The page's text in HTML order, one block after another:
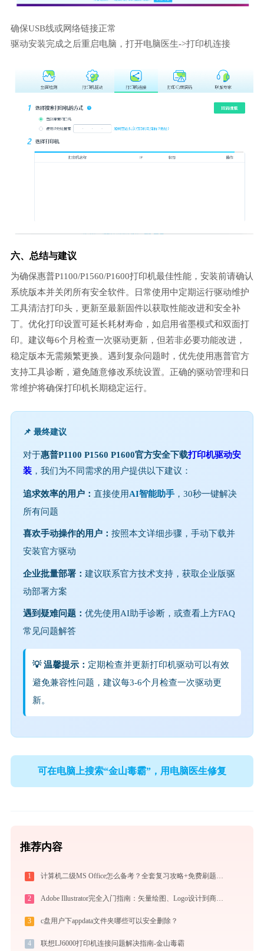
确保USB线或网络链接正常
驱动安装完成之后重启电脑，打开电脑医生->打印机连接
六、总结与建议
为确保惠普P1100/P1560/P1600打印机最佳性能，安装前请确认
系统版本并关闭所有安全软件。日常使用中定期运行驱动维护
工具清洁打印头，更新至最新固件以获取性能改进和安全补
丁。优化打印设置可延长耗材寿命，如启用省墨模式和双面打
印。建议每6个月检查一次驱动更新，但若非必要功能改进，
稳定版本无需频繁更换。遇到复杂问题时，优先使用惠普官方
支持工具诊断，避免随意修改系统设置。正确的驱动管理和日
常维护将确保打印机长期稳定运行。
📌 最终建议
对于惠普P1100 P1560 P1600官方安全下载打印机驱动安
装，我们为不同需求的用户提供以下建议：
追求效率的用户： 直接使用AI智能助手，30秒一键解决
所有问题
喜欢手动操作的用户： 按照本文详细步骤，手动下载并
安装官方驱动
企业批量部署： 建议联系官方技术支持，获取企业版驱
动部署方案
遇到疑难问题： 优先使用AI助手诊断，或查看上方FAQ
常见问题解答
💡 温馨提示： 定期检查并更新打印机驱动可以有效
避免兼容性问题，建议每3-6个月检查一次驱动更
新。
可在电脑上搜索“金山毒霸”，用电脑医生修复
推荐内容
1 计算机二级MS Office怎么备考？全套复习攻略+免费刷题工具推荐
2 Adobe Illustrator完全入门指南：矢量绘图、Logo设计到商业插画的必备工具详解
3 c盘用户下appdata文件夹哪些可以安全删除？
4 联想LJ6000打印机连接问题解决指南-金山毒霸